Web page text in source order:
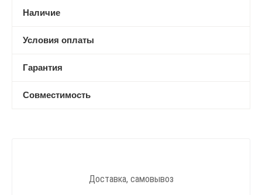
Наличие
Условия оплаты
Гарантия
Совместимость
Доставка, самовывоз